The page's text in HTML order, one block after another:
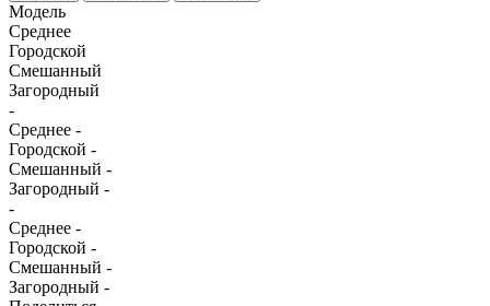
Модель
Среднее
Городской
Смешанный
Загородный
-
Среднее -
Городской -
Смешанный -
Загородный -
-
Среднее -
Городской -
Смешанный -
Загородный -